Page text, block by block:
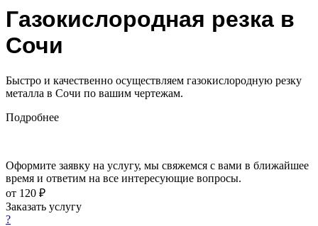
Газокислородная резка в
Сочи
Быстро и качественно осуществляем газокислородную резку
металла в Сочи по вашим чертежам.
Подробнее
Оформите заявку на услугу, мы свяжемся с вами в ближайшее
время и ответим на все интересующие вопросы.
от 120 ₽
Заказать услугу
?